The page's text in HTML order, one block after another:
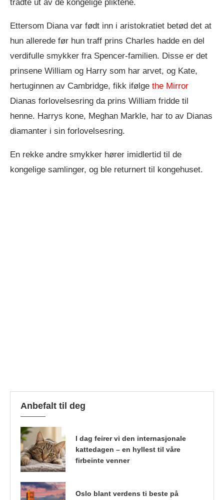
trådte ut av de kongelige pliktene.
Ettersom Diana var født inn i aristokratiet betød det at
hun allerede før hun traff prins Charles hadde en del
verdifulle smykker fra Spencer-familien. Disse er det
prinsene William og Harry som har arvet, og Kate,
hertuginnen av Cambridge, fikk ifølge the Mirror
Dianas forlovelsesring da prins William fridde til
henne. Harrys kone, Meghan Markle, har to av Dianas
diamanter i sin forlovelsesring.
En rekke andre smykker hører imidlertid til de
kongelige samlinger, og ble returnert til kongehuset.
Anbefalt til deg
I dag feirer vi den internasjonale
kattedagen – en hyllest til våre
firbeinte venner
Oslo blant verdens ti beste på